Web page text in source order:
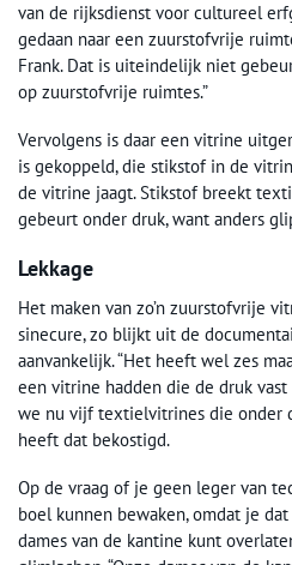
van de rijksdienst voor cultureel
gedaan naar een zuurstofvrije
Frank. Dat is uiteindelijk niet
op zuurstofvrije ruimtes.”
Vervolgens is daar een vitrine
is gekoppeld, die stikstof in de
de vitrine jaagt. Stikstof breekt
gebeurt onder druk, want anders
Lekkage
Het maken van zo’n zuurstofvrije
sinecure, zo blijkt uit de
aanvankelijk. “Het heeft wel zes
een vitrine hadden die de druk
we nu vijf textielvitrines die onder
heeft dat bekostigd.
Op de vraag of je geen leger van
boel kunnen bewaken, omdat je
dames van de kantine kunt